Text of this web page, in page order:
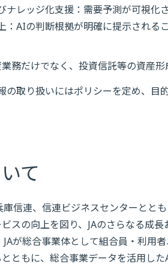
ナレッジ化支援：需要予測が可視化
：AIの判断根拠が明確に提示される
務だけでなく、投資信託等の資産形
の取り扱いにはポリシーを定め、目
て
信連、信連ビジネスセンターとと
スの向上を図り、JAのさらなる成長
が総合事業体として組合員・利用
ともに、総合事業データを活用し